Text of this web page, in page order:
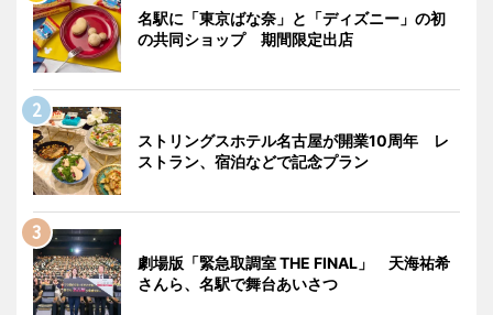
名駅に「東京ばな奈」と「ディズニー」の初
の共同ショップ 期間限定出店
ストリングスホテル名古屋が開業10周年 レ
ストラン、宿泊などで記念プラン
劇場版「緊急取調室 THE FINAL」 天海祐希
さんら、名駅で舞台あいさつ